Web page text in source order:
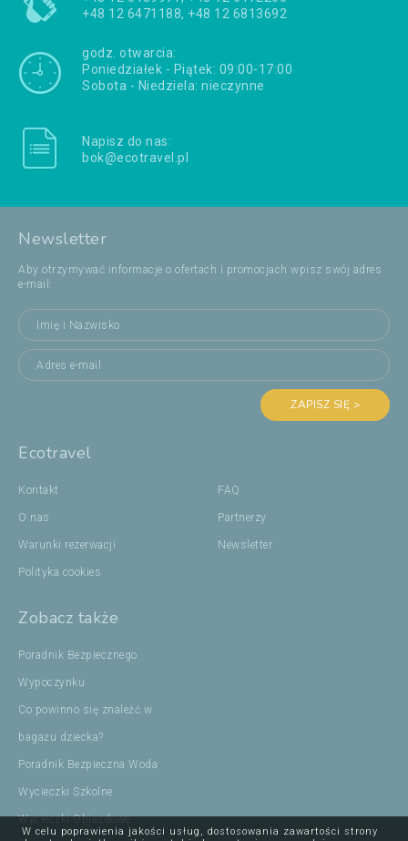
+48 12 6471188, +48 12 6813692
godz. otwarcia:
Poniedziałek - Piątek: 09:00-17:00
Sobota - Niedziela: nieczynne
Napisz do nas:
bok@ecotravel.pl
Newsletter
Aby otrzymywać informacje o ofertach i promocjach wpisz swój adres
e-mail:
ZAPISZ SIĘ >
Ecotravel
Kontakt
O nas
Warunki rezerwacji
Polityka cookies
FAQ
Partnerzy
Newsletter
Zobacz także
Poradnik Bezpiecznego
Wypoczynku
Co powinno się znaleźć w
bagażu dziecka?
Poradnik Bezpieczna Woda
Wycieczki Szkolne
Wycieczki Objazdowe
W celu poprawienia jakości usług, dostosowania zawartości strony